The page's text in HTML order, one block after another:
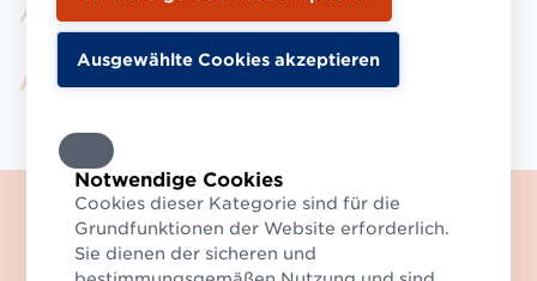
Arbeitsgruppen entwickelt.
Aktuelle Arbeitsgruppen
Willkommen auf der neuen
Website des Logistikverbund
Mehrweg (LMW).
Notwendige Cookies
Cookies dieser Kategorie sind für die
Grundfunktionen der Website erforderlich.
Sie dienen der sicheren und